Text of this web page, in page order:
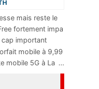
mais reste le
...
fortement impa
cap important
...
mobile à 9,99
mobile 5G à La ...